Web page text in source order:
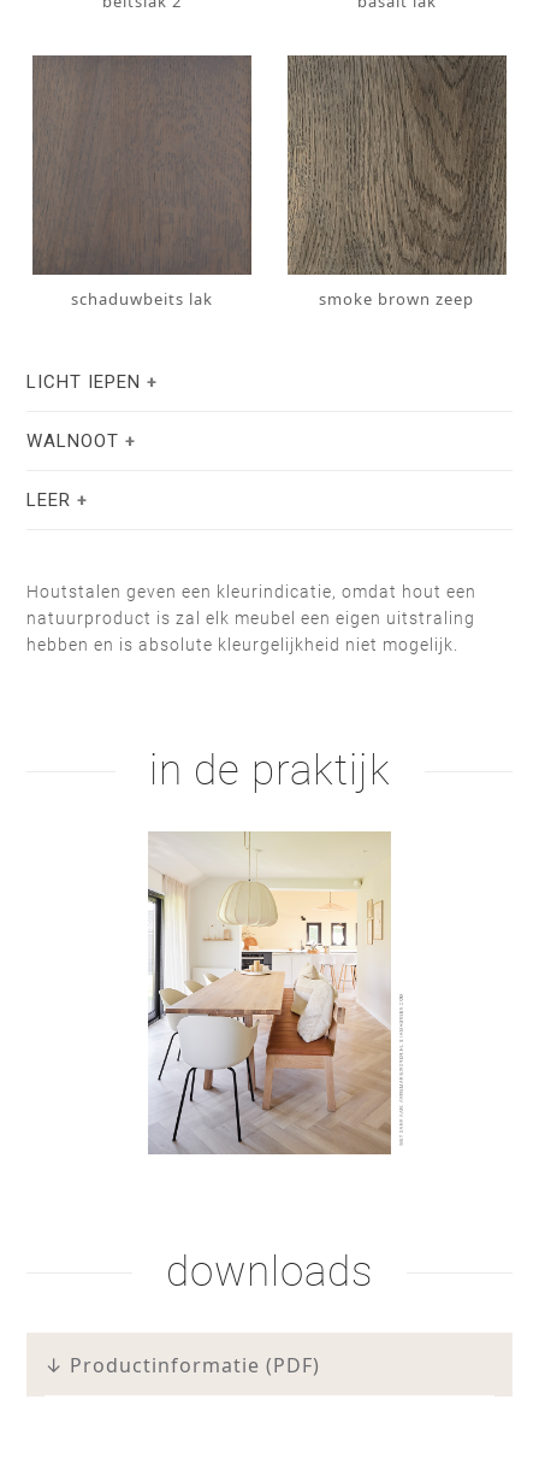
schaduwbeits lak smoke brown zeep
LICHT IEPEN
beits lak 2 zeep wit
hardwax bruine olie
WALNOOT
olie bruin zeep naturel
LEER
rund bruin rund donkerbruin
rund zwart schaap bruin
schaap lichtbruin
Houtstalen geven een kleurindicatie, omdat hout een
natuurproduct is zal elk meubel een eigen uitstraling
hebben en is absolute kleurgelijkheid niet mogelijk.
in de praktijk
downloads
↓ Productinformatie (PDF)